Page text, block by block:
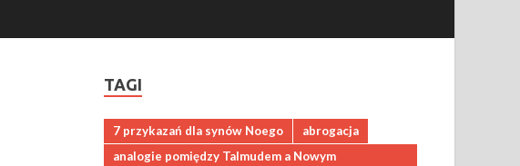
TAGI
7 przykazań dla synów Noego
abrogacja
analogie pomiędzy Talmudem a Nowym